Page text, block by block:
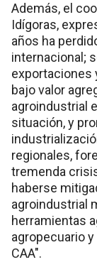
Además, el
Idígoras,
años ha
internacional;
exportaciones
bajo valor
agroindustrial
situación, y
regionales,
tremenda
haberse
agroindustrial
herramientas
agropecuario
CAA".